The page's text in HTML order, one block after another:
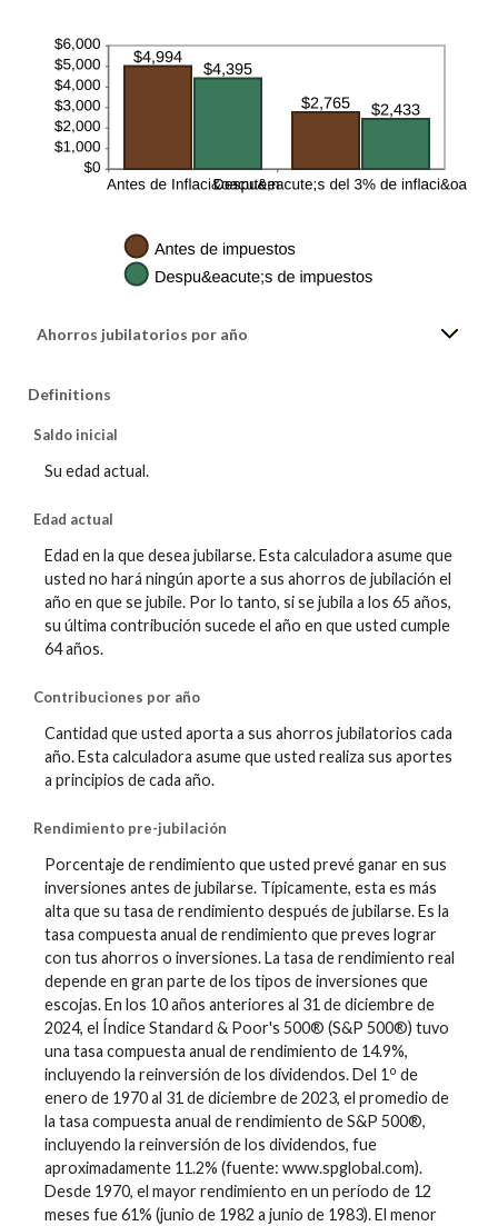
Ahorros jubilatorios por año
Definitions
Saldo inicial
Su edad actual.
Edad actual
Edad en la que desea jubilarse. Esta calculadora asume que
usted no hará ningún aporte a sus ahorros de jubilación el
año en que se jubile. Por lo tanto, si se jubila a los 65 años,
su última contribución sucede el año en que usted cumple
64 años.
Contribuciones por año
Cantidad que usted aporta a sus ahorros jubilatorios cada
año. Esta calculadora asume que usted realiza sus aportes
a principios de cada año.
Rendimiento pre-jubilación
Porcentaje de rendimiento que usted prevé ganar en sus
inversiones antes de jubilarse. Típicamente, esta es más
alta que su tasa de rendimiento después de jubilarse. Es la
tasa compuesta anual de rendimiento que preves lograr
con tus ahorros o inversiones. La tasa de rendimiento real
depende en gran parte de los tipos de inversiones que
escojas. En los 10 años anteriores al 31 de diciembre de
2024, el Índice Standard & Poor's 500® (S&P 500®) tuvo
una tasa compuesta anual de rendimiento de 14.9%,
incluyendo la reinversión de los dividendos. Del 1 o de
enero de 1970 al 31 de diciembre de 2023, el promedio de
la tasa compuesta anual de rendimiento de S&P 500®,
incluyendo la reinversión de los dividendos, fue
aproximadamente 11.2% (fuente: www.spglobal.com).
Desde 1970, el mayor rendimiento en un período de 12
meses fue 61% (junio de 1982 a junio de 1983). El menor